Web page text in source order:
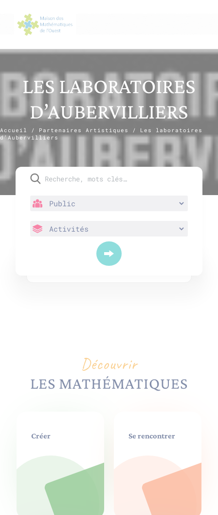
LES LABORATOIRES
D’AUBERVILLIERS
Accueil / Partenaires Artistiques / Les laboratoires
d’Aubervilliers
Découvrir
LES MATHÉMATIQUES
Créer Se rencontrer